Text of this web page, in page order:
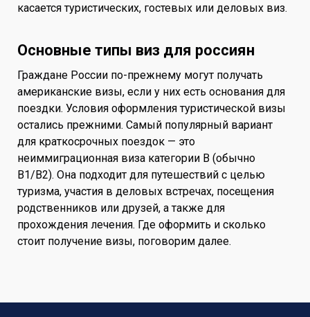
касается туристических, гостевых или деловых виз.
Основные типы виз для россиян
Граждане России по-прежнему могут получать
американские визы, если у них есть основания для
поездки. Условия оформления туристической визы
остались прежними. Самый популярный вариант
для краткосрочных поездок — это
неиммиграционная виза категории B (обычно
B1/B2). Она подходит для путешествий с целью
туризма, участия в деловых встречах, посещения
родственников или друзей, а также для
прохождения лечения. Где оформить и сколько
стоит получение визы, поговорим далее.